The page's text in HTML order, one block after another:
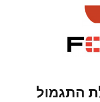
התגמול